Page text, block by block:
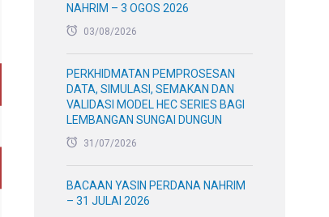
NAHRIM – 3 OGOS 2026
03/08/2026
PERKHIDMATAN PEMPROSESAN
DATA, SIMULASI, SEMAKAN DAN
VALIDASI MODEL HEC SERIES BAGI
LEMBANGAN SUNGAI DUNGUN
31/07/2026
BACAAN YASIN PERDANA NAHRIM
– 31 JULAI 2026